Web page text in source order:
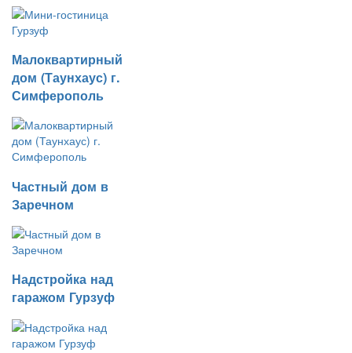
Малоквартирный
дом (Таунхаус) г.
Симферополь
Частный дом в
Заречном
Надстройка над
гаражом Гурзуф